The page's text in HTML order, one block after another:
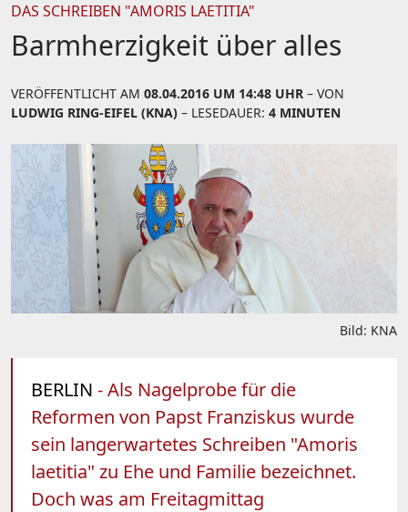
DAS SCHREIBEN "AMORIS LAETITIA"
Barmherzigkeit über alles
VERÖFFENTLICHT AM 08.04.2016 UM 14:48 UHR – VON
LUDWIG RING-EIFEL (KNA) – LESEDAUER: 4 MINUTEN
Bild: KNA
BERLIN - Als Nagelprobe für die
Reformen von Papst Franziskus wurde
sein langerwartetes Schreiben "Amoris
laetitia" zu Ehe und Familie bezeichnet.
Doch was am Freitagmittag